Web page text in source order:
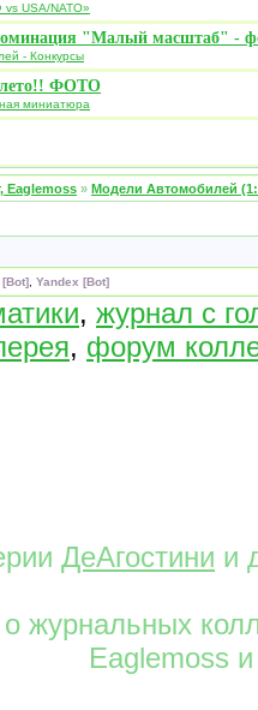
USA/NATO»
"Малый масштаб" -
- Конкурсы
ФОТО
миниатюра
Eaglemoss » Модели Автомобилей
[Bot] Yandex [Bot]
, журнал с
, форум
ДеАгостини и
журнальных
Eaglemoss и